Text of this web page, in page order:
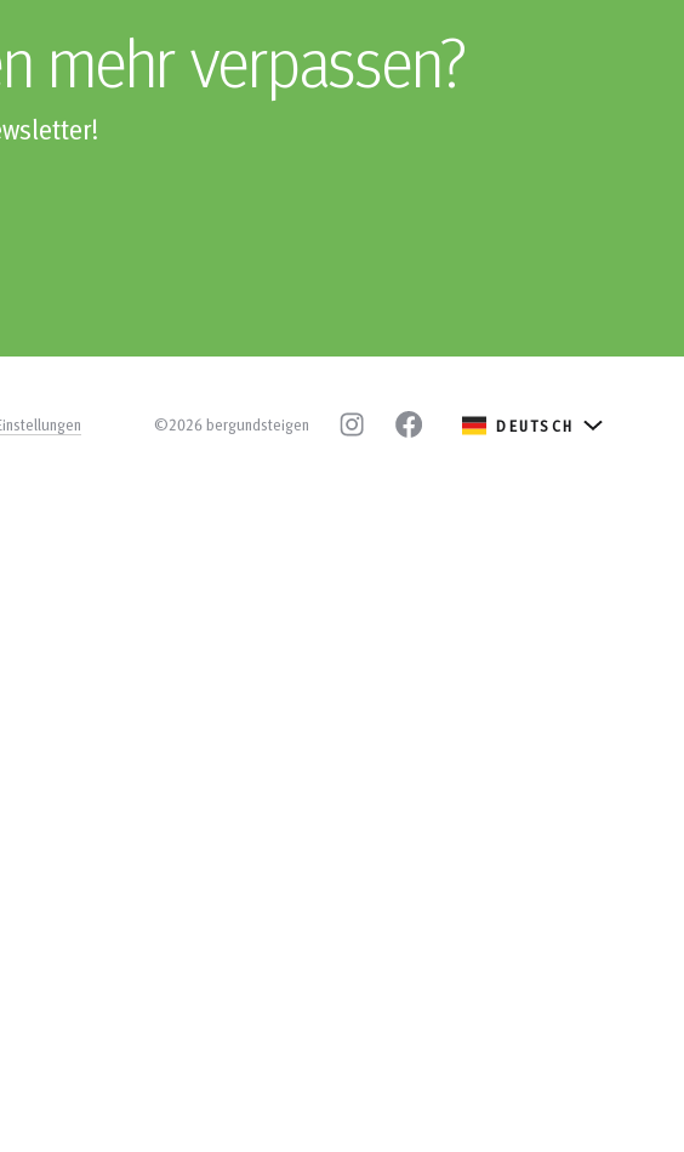
mehr verpassen?
©2026 bergundsteigen DEUTSCH